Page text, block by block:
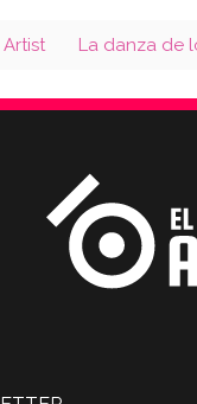
La danza de